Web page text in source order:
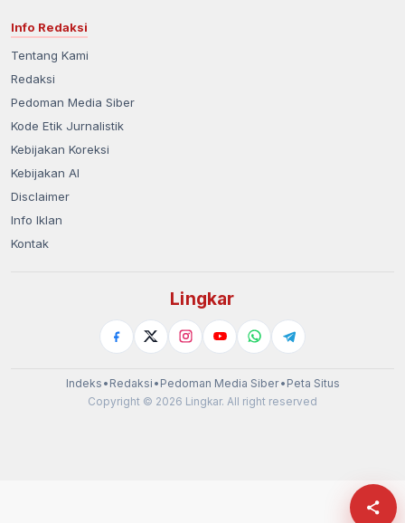
Info Redaksi
Tentang Kami
Redaksi
Pedoman Media Siber
Kode Etik Jurnalistik
Kebijakan Koreksi
Kebijakan AI
Disclaimer
Info Iklan
Kontak
Lingkar
Indeks • Redaksi • Pedoman Media Siber• Peta Situs
Copyright © 2026 Lingkar. All right reserved